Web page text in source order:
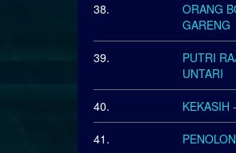
38.
ORANG
GARENG
39.
PUTRI
UNTARI
40. KEKASIH
41.